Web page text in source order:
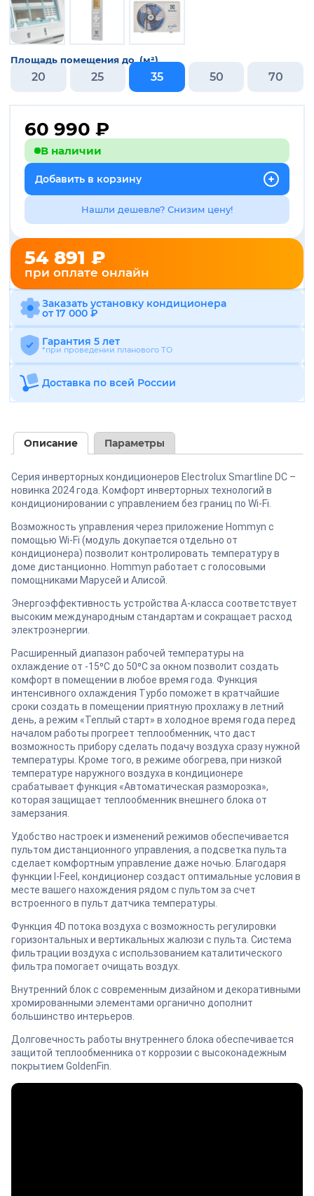
Площадь помещения до, (м²)
20 25 35 50 70
60 990 ₽
В наличии
Добавить в корзину
Нашли дешевле? Снизим цену!
54 891 ₽
при оплате онлайн
Заказать установку кондиционера
от 17 000 ₽
Гарантия 5 лет
*при проведении планового ТО
Доставка по всей России
Описание Параметры
Серия инверторных кондиционеров Electrolux Smartline DC –
новинка 2024 года. Комфорт инверторных технологий в
кондиционировании с управлением без границ по Wi-Fi.
Возможность управления через приложение Hommyn с
помощью Wi-Fi (модуль докупается отдельно от
кондиционера) позволит контролировать температуру в
доме дистанционно. Hommyn работает с голосовыми
помощниками Марусей и Алисой.
Энергоэффективность устройства А-класса соответствует
высоким международным стандартам и сокращает расход
электроэнергии.
Расширенный диапазон рабочей температуры на
охлаждение от -15⁰С до 50⁰С за окном позволит создать
комфорт в помещении в любое время года. Функция
интенсивного охлаждения Турбо поможет в кратчайшие
сроки создать в помещении приятную прохлажу в летний
день, а режим «Теплый старт» в холодное время года перед
началом работы прогреет теплообменник, что даст
возможность прибору сделать подачу воздуха сразу нужной
температуры. Кроме того, в режиме обогрева, при низкой
температуре наружного воздуха в кондиционере
срабатывает функция «Автоматическая разморозка»,
которая защищает теплообменник внешнего блока от
замерзания.
Удобство настроек и изменений режимов обеспечивается
пультом дистанционного управления, а подсветка пульта
сделает комфортным управление даже ночью. Благодаря
функции I-Feel, кондиционер создаст оптимальные условия в
месте вашего нахождения рядом с пультом за счет
встроенного в пульт датчика температуры.
Функция 4D потока воздуха с возможность регулировки
горизонтальных и вертикальных жалюзи с пульта. Система
фильтрации воздуха с использованием каталитического
фильтра помогает очищать воздух.
Внутренний блок с современным дизайном и декоративными
хромированными элементами органично дополнит
большинство интерьеров.
Долговечность работы внутреннего блока обеспечивается
защитой теплообменника от коррозии с высоконадежным
покрытием GoldenFin.